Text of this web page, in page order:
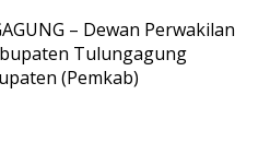
– Dewan Perwakilan
Tulungagung
(Pemkab)